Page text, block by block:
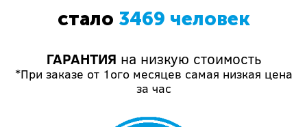
стало 3469 человек
ГАРАНТИЯ на низкую стоимость
*При заказе от 1ого месяцев самая низкая цена
за час